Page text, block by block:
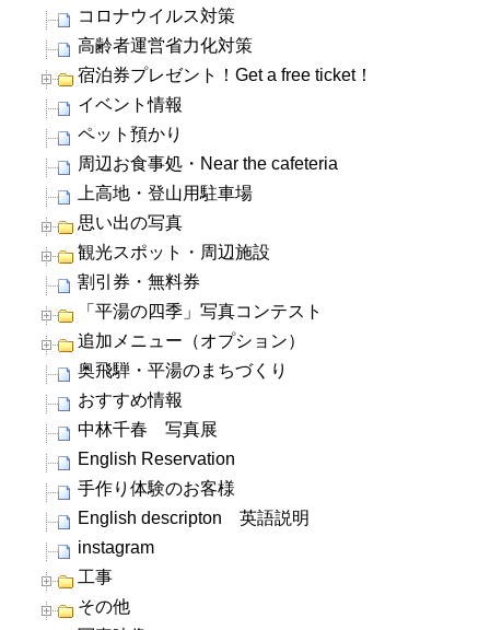
コロナウイルス対策
高齢者運営省力化対策
宿泊券プレゼント！Get a free ticket！
イベント情報
ペット預かり
周辺お食事処・Near the cafeteria
上高地・登山用駐車場
思い出の写真
観光スポット・周辺施設
割引券・無料券
「平湯の四季」写真コンテスト
追加メニュー（オプション）
奥飛騨・平湯のまちづくり
おすすめ情報
中林千春 写真展
English Reservation
手作り体験のお客様
English descripton 英語説明
instagram
工事
その他